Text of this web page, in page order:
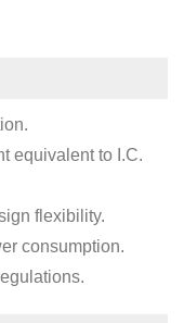
equivalent to I.C.
flexibility.
consumption.